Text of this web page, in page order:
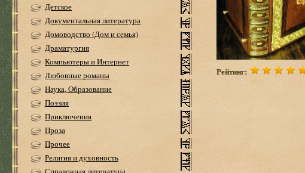
Детское
Документальная литература
Домоводство (Дом и семья)
Драматургия
Компьютеры и Интернет
Любовные романы
Наука, Образование
Поэзия
Приключения
Проза
Прочее
Религия и духовность
Рейтинг: